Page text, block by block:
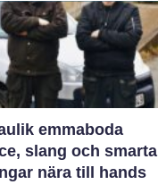
emmaboda
slang och smarta
nära till hands